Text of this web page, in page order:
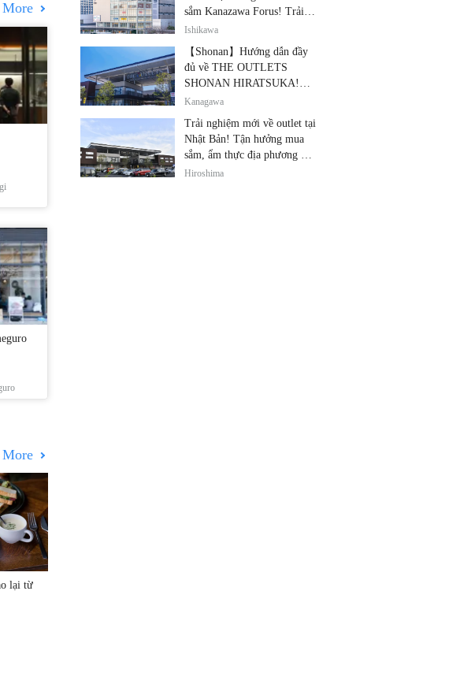
More
More
lại từ
sắm Kanazawa Forus! Trải
nghiệm cùng lúc các thương
và ẩm thực địa phương
Ishikawa
【Shonan】Hướng dẫn đầy
đủ về THE OUTLETS
SHONAN HIRATSUKA!
Thỏa sức tận hưởng mua
và ẩm thực địa phương tại
cùng một địa điểm!
Kanagawa
Trải nghiệm mới về outlet tại
Nhật Bản! Tận hưởng mua
sắm, ẩm thực địa phương và
giải trí tại THE OUTLETS!
Hiroshima